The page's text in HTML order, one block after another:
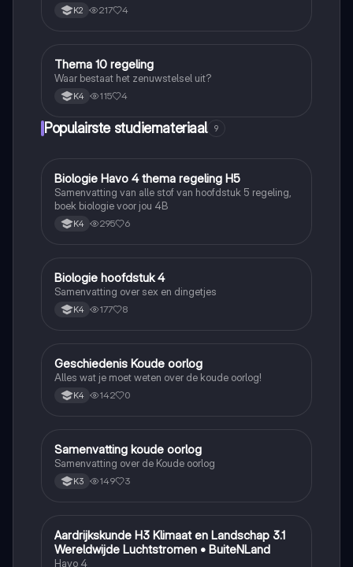
K2 217 4
Biologie
Thema 10 regeling
Waar bestaat het zenuwstelsel uit?
K4 115 4
Populairste studiemateriaal 9
Biologie
Biologie Havo 4 thema regeling H5
Samenvatting van alle stof van hoofdstuk 5 regeling,
boek biologie voor jou 4B
K4 295 6
Biologie
Biologie hoofdstuk 4
Samenvatting over sex en dingetjes
K4 177 8
Geschiedenis
Geschiedenis Koude oorlog
Alles wat je moet weten over de koude oorlog!
K4 142 0
Geschiedenis
Samenvatting koude oorlog
Samenvatting over de Koude oorlog
K3 149 3
Aardrijkskunde
Aardrijkskunde H3 Klimaat en Landschap 3.1
Wereldwijde Luchtstromen • BuiteNLand
Havo 4